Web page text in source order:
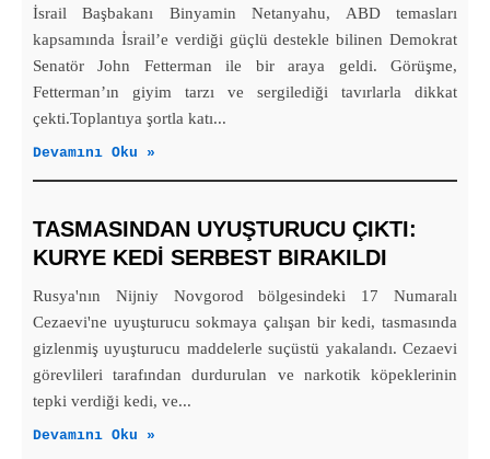
İsrail Başbakanı Binyamin Netanyahu, ABD temasları
kapsamında İsrail’e verdiği güçlü destekle bilinen Demokrat
Senatör John Fetterman ile bir araya geldi. Görüşme,
Fetterman’ın giyim tarzı ve sergilediği tavırlarla dikkat
çekti.Toplantıya şortla katı...
Devamını Oku »
TASMASINDAN UYUŞTURUCU ÇIKTI:
KURYE KEDI SERBEST BIRAKILDI
Rusya'nın Nijniy Novgorod bölgesindeki 17 Numaralı
Cezaevi'ne uyuşturucu sokmaya çalışan bir kedi, tasmasında
gizlenmiş uyuşturucu maddelerle suçüstü yakalandı. Cezaevi
görevlileri tarafından durdurulan ve narkotik köpeklerinin
tepki verdiği kedi, ve...
Devamını Oku »